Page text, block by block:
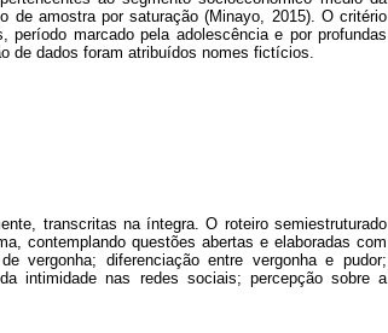
de amostra por saturação (Minayo, 2015). O critério
marcado pela adolescência e por profundas
de dados foram atribuídos nomes fictícios.
transcritas na íntegra. O roteiro semiestruturado
contemplando questões abertas e elaboradas com
vergonha; diferenciação entre vergonha e pudor;
intimidade nas redes sociais; percepção sobre a